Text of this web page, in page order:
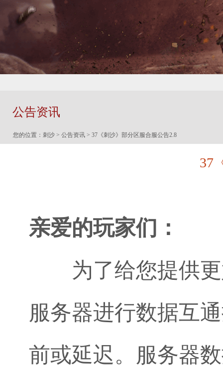
公告资讯
您的位置： 刺沙 > 公告资讯 > 37《刺沙》部分区服合服公告2.8
37
亲爱的玩家们：
为了给您提供更
服务器进行数据互
前或延迟。服务器